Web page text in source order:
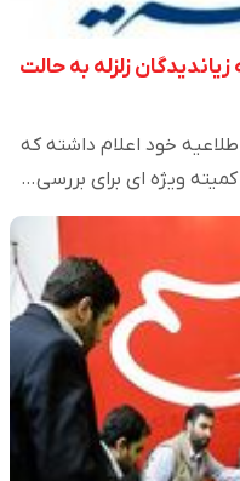
زلزله به حالت
خود اعلام داشته که
ویژه ای برای بررسی…